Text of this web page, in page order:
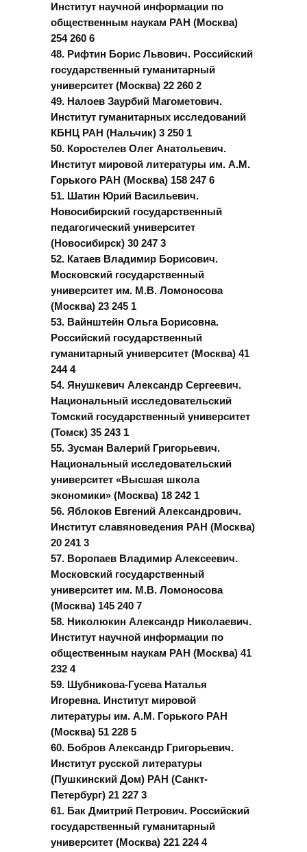
Институт научной информации по
общественным наукам РАН (Москва)
254 260 6
48. Рифтин Борис Львович. Российский
государственный гуманитарный
университет (Москва) 22 260 2
49. Налоев Заурбий Магометович.
Институт гуманитарных исследований
КБНЦ РАН (Нальчик) 3 250 1
50. Коростелев Олег Анатольевич.
Институт мировой литературы им. А.М.
Горького РАН (Москва) 158 247 6
51. Шатин Юрий Васильевич.
Новосибирский государственный
педагогический университет
(Новосибирск) 30 247 3
52. Катаев Владимир Борисович.
Московский государственный
университет им. М.В. Ломоносова
(Москва) 23 245 1
53. Вайнштейн Ольга Борисовна.
Российский государственный
гуманитарный университет (Москва) 41
244 4
54. Янушкевич Александр Сергеевич.
Национальный исследовательский
Томский государственный университет
(Томск) 35 243 1
55. Зусман Валерий Григорьевич.
Национальный исследовательский
университет «Высшая школа
экономики» (Москва) 18 242 1
56. Яблоков Евгений Александрович.
Институт славяноведения РАН (Москва)
20 241 3
57. Воропаев Владимир Алексеевич.
Московский государственный
университет им. М.В. Ломоносова
(Москва) 145 240 7
58. Николюкин Александр Николаевич.
Институт научной информации по
общественным наукам РАН (Москва) 41
232 4
59. Шубникова-Гусева Наталья
Игоревна. Институт мировой
литературы им. А.М. Горького РАН
(Москва) 51 228 5
60. Бобров Александр Григорьевич.
Институт русской литературы
(Пушкинский Дом) РАН (Санкт-
Петербург) 21 227 3
61. Бак Дмитрий Петрович. Российский
государственный гуманитарный
университет (Москва) 221 224 4